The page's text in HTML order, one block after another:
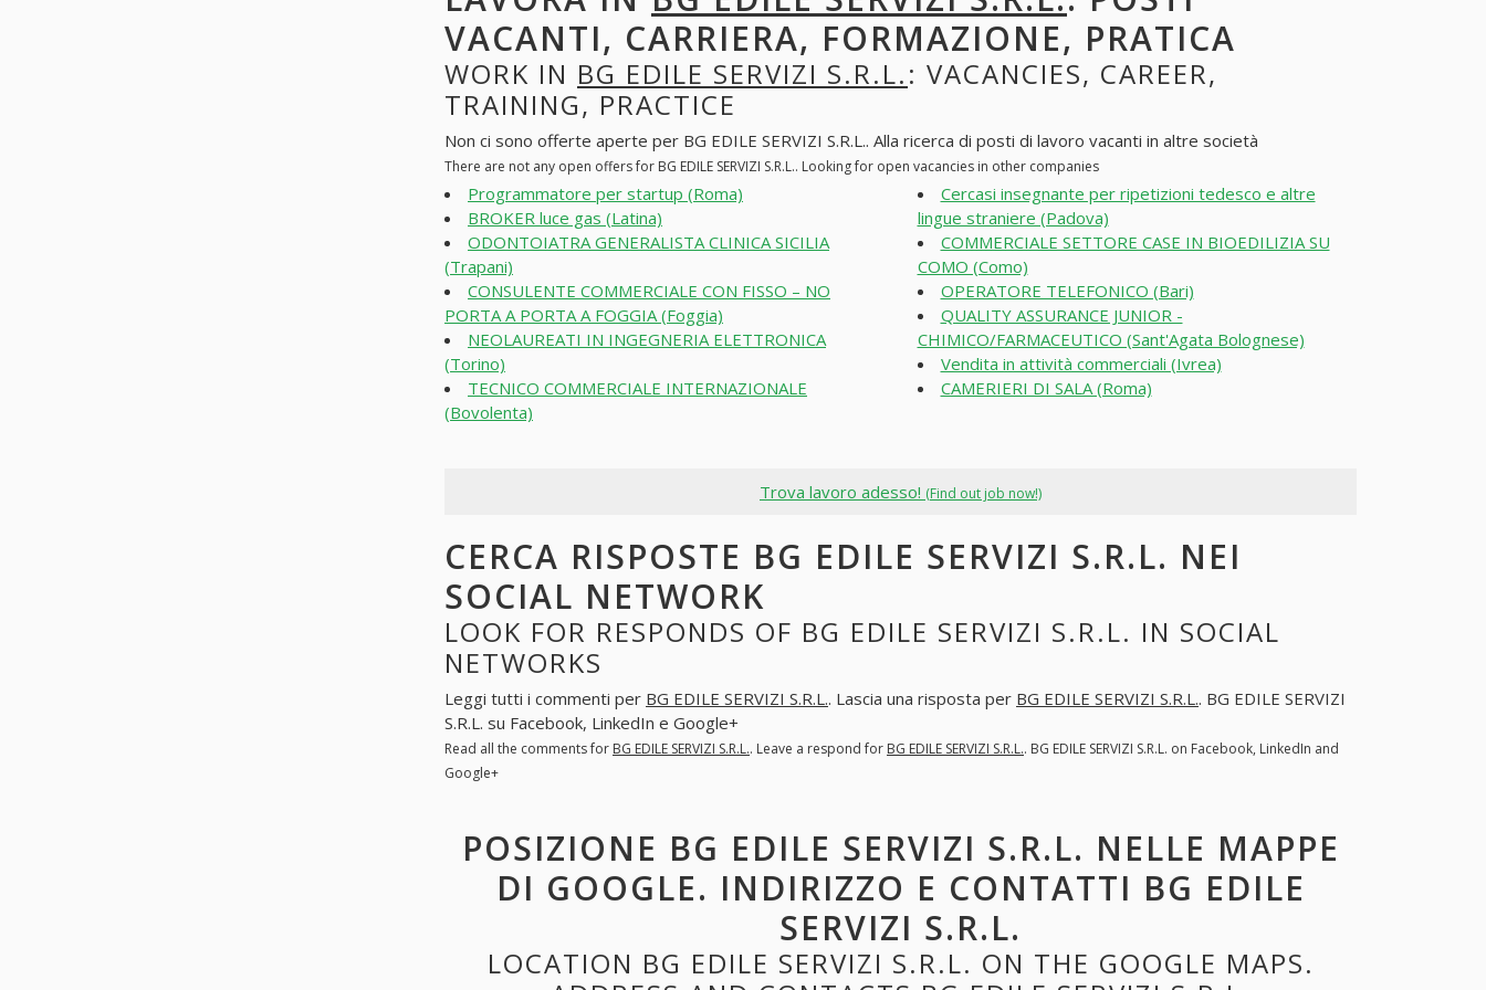
VACANTI, CARRIERA, FORMAZIONE, PRATICA
WORK IN BG EDILE SERVIZI S.R.L.: VACANCIES, CAREER,
TRAINING, PRACTICE
Non ci sono offerte aperte per BG EDILE SERVIZI S.R.L.. Alla ricerca di posti di lavoro vacanti in altre società
There are not any open offers for BG EDILE SERVIZI S.R.L.. Looking for open vacancies in other companies
Programmatore per startup (Roma)
BROKER luce gas (Latina)
ODONTOIATRA GENERALISTA CLINICA SICILIA
(Trapani)
CONSULENTE COMMERCIALE CON FISSO – NO
PORTA A PORTA A FOGGIA (Foggia)
NEOLAUREATI IN INGEGNERIA ELETTRONICA
(Torino)
TECNICO COMMERCIALE INTERNAZIONALE
(Bovolenta)
Cercasi insegnante per ripetizioni tedesco e altre
lingue straniere (Padova)
COMMERCIALE SETTORE CASE IN BIOEDILIZIA SU
COMO (Como)
OPERATORE TELEFONICO (Bari)
QUALITY ASSURANCE JUNIOR -
CHIMICO/FARMACEUTICO (Sant'Agata Bolognese)
Vendita in attività commerciali (Ivrea)
CAMERIERI DI SALA (Roma)
Trova lavoro adesso! (Find out job now!)
CERCA RISPOSTE BG EDILE SERVIZI S.R.L. NEI
SOCIAL NETWORK
LOOK FOR RESPONDS OF BG EDILE SERVIZI S.R.L. IN SOCIAL
NETWORKS
Leggi tutti i commenti per BG EDILE SERVIZI S.R.L.. Lascia una risposta per BG EDILE SERVIZI S.R.L.. BG EDILE SERVIZI
S.R.L. su Facebook, LinkedIn e Google+
Read all the comments for BG EDILE SERVIZI S.R.L.. Leave a respond for BG EDILE SERVIZI S.R.L.. BG EDILE SERVIZI S.R.L. on Facebook, LinkedIn and
Google+
POSIZIONE BG EDILE SERVIZI S.R.L. NELLE MAPPE
DI GOOGLE. INDIRIZZO E CONTATTI BG EDILE
SERVIZI S.R.L.
LOCATION BG EDILE SERVIZI S.R.L. ON THE GOOGLE MAPS.